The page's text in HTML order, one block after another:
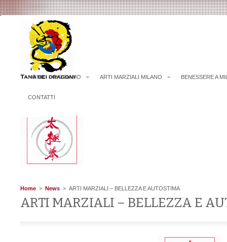
HOME CHI SIAMO ARTI MARZIALI MILANO BENESSERE A
CONTATTI
Home > News > ARTI MARZIALI – BELLEZZA E AUTOSTIMA
ARTI MARZIALI – BELLEZZA E